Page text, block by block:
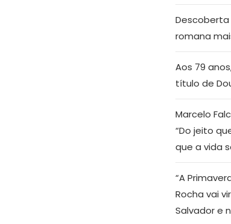
romana
Aos 79
título de
Marcelo
“Do jeito
que a vida
“A
Rocha vai
Salvador e